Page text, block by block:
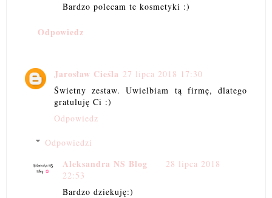
Bardzo polecam te kosmetyki :)
Odpowiedz
Jarosław Cieśla 27 lipca 2018 17:30
Świetny zestaw. Uwielbiam tą firmę, dlatego
gratuluję Ci :)
Odpowiedz
Odpowiedzi
Aleksandra NS Blog
28 lipca 2018
22:53
Bardzo dziekuję:)